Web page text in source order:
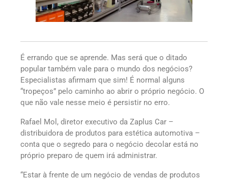
É errando que se aprende. Mas será que o ditado
popular também vale para o mundo dos negócios?
Especialistas afirmam que sim! É normal alguns
“tropeços” pelo caminho ao abrir o próprio negócio. O
que não vale nesse meio é persistir no erro.
Rafael Mol, diretor executivo da Zaplus Car –
distribuidora de produtos para estética automotiva –
conta que o segredo para o negócio decolar está no
próprio preparo de quem irá administrar.
“Estar à frente de um negócio de vendas de produtos